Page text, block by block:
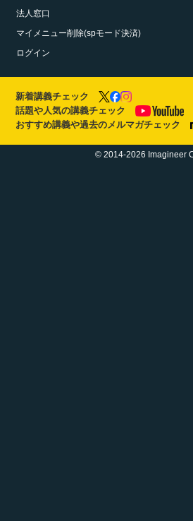
法人窓口
マイメニュー削除(spモード決済)
ログイン
新着講義チェック
話題や人気の講義チェック
おすすめ講義や過去のメルマガチェック
© 2014-2026 Imagineer